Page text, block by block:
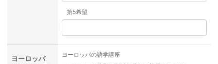
第5希望
ヨーロッパ
ヨーロッパの語学講座